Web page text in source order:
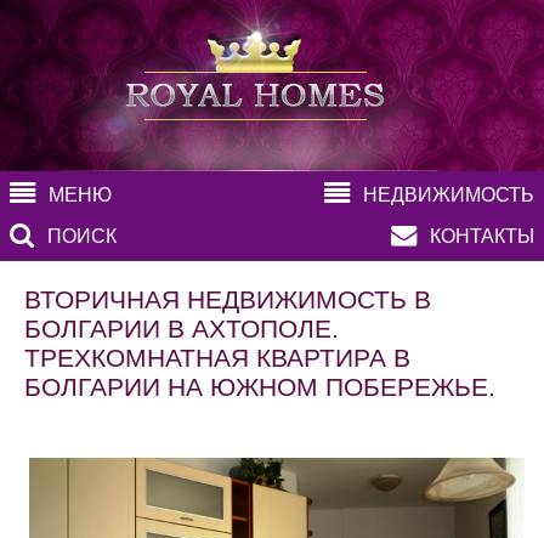
МЕНЮ
НЕДВИЖИМОСТЬ
ПОИСК
КОНТАКТЫ
ВТОРИЧНАЯ НЕДВИЖИМОСТЬ В
БОЛГАРИИ В АХТОПОЛЕ.
ТРЕХКОМНАТНАЯ КВАРТИРА В
БОЛГАРИИ НА ЮЖНОМ ПОБЕРЕЖЬЕ.